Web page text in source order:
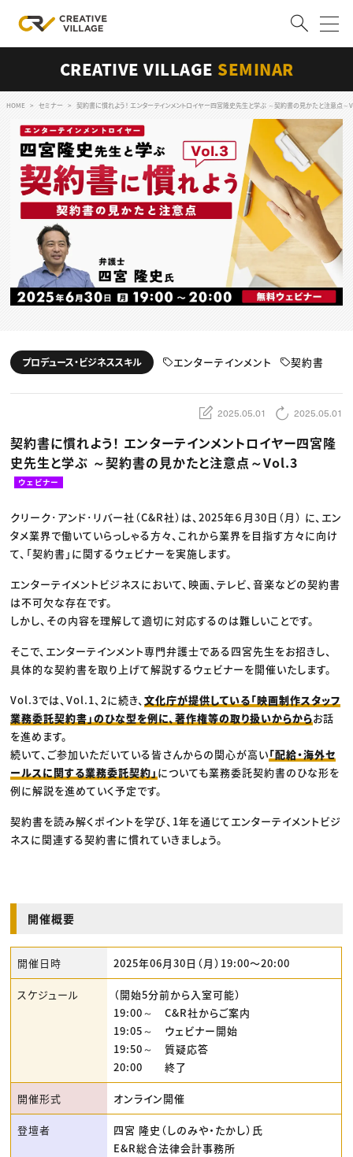
ログイン 会員登録
RECRUIT
クリエイター求人を探す
CREATIVE JOB求人検索
特集求人
採用説明会
転職支援サービス
CONTENTS
スキルアップしたい！
動画配信・映像制作
編集・ライティング
ディレクション
TOP Creator’s コラム トップ
Webクリエイター
ゲームクリエイター
クリエイターインタビュー
C＆R Magazine
セミナー
ニュース・トレンド トップ
Web
映像
ゲーム・エンタメ
広告
CREATIVE VILLAGEからのお知らせ
プロフェッショナル×つながる×メディア
CREATIVE VILLAGE SEMINAR
HOME セミナー 契約書に慣れよう！ エンターテインメントロイヤー四宮隆史先生と学ぶ ～契約書の見かたと注意点～
プロデュース・ビジネススキル エンターテインメント 契約書
2025.05.01 2025.05.01
契約書に慣れよう！ エンターテインメントロイヤー四宮隆
史先生と学ぶ ～契約書の見かたと注意点～Vol.3
ウェビナー
クリーク･アンド･リバー社（C&R社）は、2025年６月30日（月） に、エン
タメ業界で働いていらっしゃる方々、これから業界を目指す方々に向け
て、「契約書」に関するウェビナーを実施します。
エンターテイメントビジネスにおいて、映画、テレビ、音楽などの契約書
は不可欠な存在です。
しかし、その内容を理解して適切に対応するのは難しいことです。
そこで、エンターテインメント専門弁護士である四宮先生をお招きし、
具体的な契約書を取り上げて解説するウェビナーを開催いたします。
Vol.3では、Vol.1、2に続き、文化庁が提供している「映画制作スタッフ
業務委託契約書」のひな型を例に、著作権等の取り扱いからからお話
を進めます。
続いて、ご参加いただいている皆さんからの関心が高い「配給・海外セ
ールスに関する業務委託契約」 についても業務委託契約書のひな形を
例に解説を進めていく予定です。
契約書を読み解くポイントを学び、1年を通じてエンターテイメントビジ
ネスに関連する契約書に慣れていきましょう。
開催概要
開催日時 2025年06月30日（月）19:00〜20:00
スケジュール
（開始5分前から入室可能）
19:00～ C&R社からご案内
19:05～ ウェビナー開始
19:50～ 質疑応答
20:00 終了
開催形式 オンライン開催
登壇者
四宮 隆史（しのみや・たかし）氏
E&R総合法律会計事務所